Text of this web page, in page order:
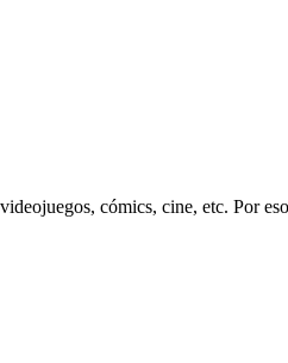
cómics, cine, etc. Por